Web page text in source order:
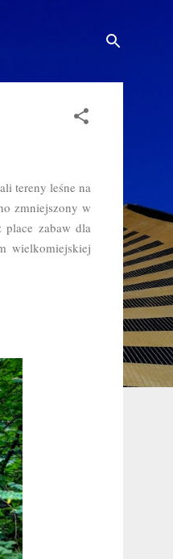
tereny leśne na
zmniejszony w
place zabaw dla
wielkomiejskiej